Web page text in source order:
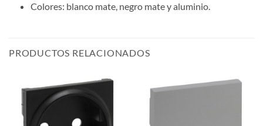
Colores: blanco mate, negro mate y aluminio.
PRODUCTOS RELACIONADOS